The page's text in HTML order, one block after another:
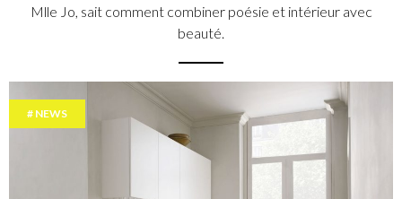
Mlle Jo, sait comment combiner poésie et intérieur avec
beauté.
NEWS